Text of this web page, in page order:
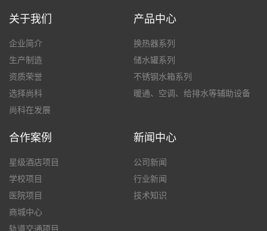
关于我们
企业简介
生产制造
资质荣誉
选择尚科
尚科在发展
产品中心
换热器系列
储水罐系列
不锈钢水箱系列
暖通、空调、给排水等辅助设备
合作案例
星级酒店项目
学校项目
医院项目
商城中心
轨道交通项目
新闻中心
公司新闻
行业新闻
技术知识